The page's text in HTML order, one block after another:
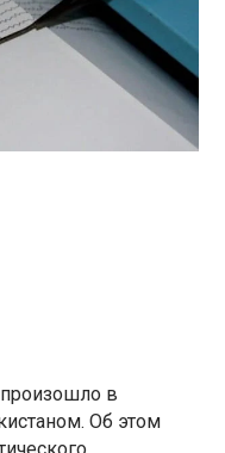
в
Об этом